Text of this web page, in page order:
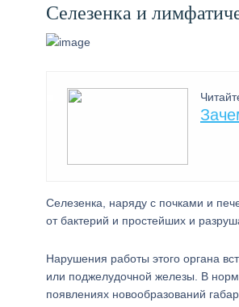
Селезенка и
Селезенка, наряду с почками и
от бактерий и простейших и
Нарушения работы этого органа
или поджелудочной железы. В
появлениях новообразований